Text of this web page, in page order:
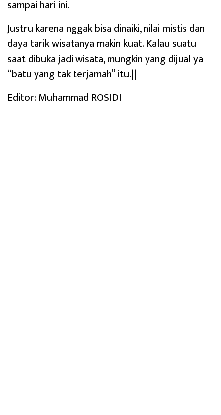
sampai hari ini.
Justru karena nggak bisa dinaiki, nilai mistis dan
daya tarik wisatanya makin kuat. Kalau suatu
saat dibuka jadi wisata, mungkin yang dijual ya
“batu yang tak terjamah” itu.||
Editor: Muhammad ROSIDI